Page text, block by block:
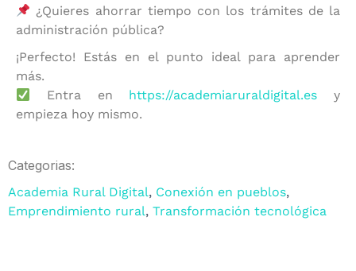
¿Quieres ahorrar tiempo con los trámites de la
administración pública?
¡Perfecto! Estás en el punto ideal para aprender
más.
Entra en https://academiaruraldigital.es y
empieza hoy mismo.
Categorias:
Academia Rural Digital, Conexión en pueblos,
Emprendimiento rural, Transformación tecnológica